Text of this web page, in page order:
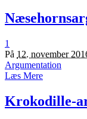
1
På 12. november
Argumentation
Læs Mere
Krokodille-